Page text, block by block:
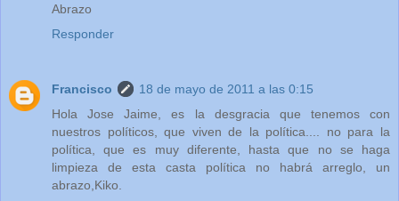
Abrazo
Responder
Francisco
18 de mayo de 2011 a las 0:15
Hola Jose Jaime, es la desgracia que tenemos con
nuestros políticos, que viven de la política.... no para la
política, que es muy diferente, hasta que no se haga
limpieza de esta casta política no habrá arreglo, un
abrazo,Kiko.